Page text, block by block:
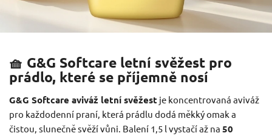
🧺 G&G Softcare letní svěžest pro
prádlo, které se příjemně nosí
G&G Softcare aviváž letní svěžest je koncentrovaná aviváž
pro každodenní praní, která prádlu dodá měkký omak a
čistou, slunečně svěží vůni. Balení 1,5 l vystačí až na 50